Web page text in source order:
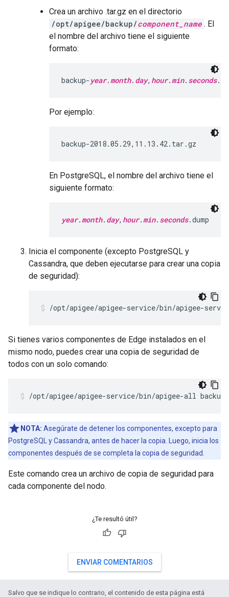
Crea un archivo .tar.gz en el directorio
/opt/apigee/backup/component_name . El
el nombre del archivo tiene el siguiente
formato:
backup- year.month. day, hour.min. seconds
Por ejemplo:
backup-2018.05.29,11.13.42.tar.gz
En PostgreSQL, el nombre del archivo tiene el
siguiente formato:
year.month. day, hour.min. seconds.dump
Inicia el componente (excepto PostgreSQL y
Cassandra, que deben ejecutarse para crear una copia
de seguridad):
/opt/apigee/apigee-service/bin/apigee-
Si tienes varios componentes de Edge instalados en el
mismo nodo, puedes crear una copia de seguridad de
todos con un solo comando:
/opt/apigee/apigee-service/bin/apigee-all backup
NOTA: Asegúrate de detener los componentes, excepto para
PostgreSQL y Cassandra, antes de hacer la copia. Luego, inicia los
componentes después de se completa la copia de seguridad.
Este comando crea un archivo de copia de seguridad para
cada componente del nodo.
¿Te resultó útil?
ENVIAR COMENTARIOS
Salvo que se indique lo contrario, el contenido de esta página está